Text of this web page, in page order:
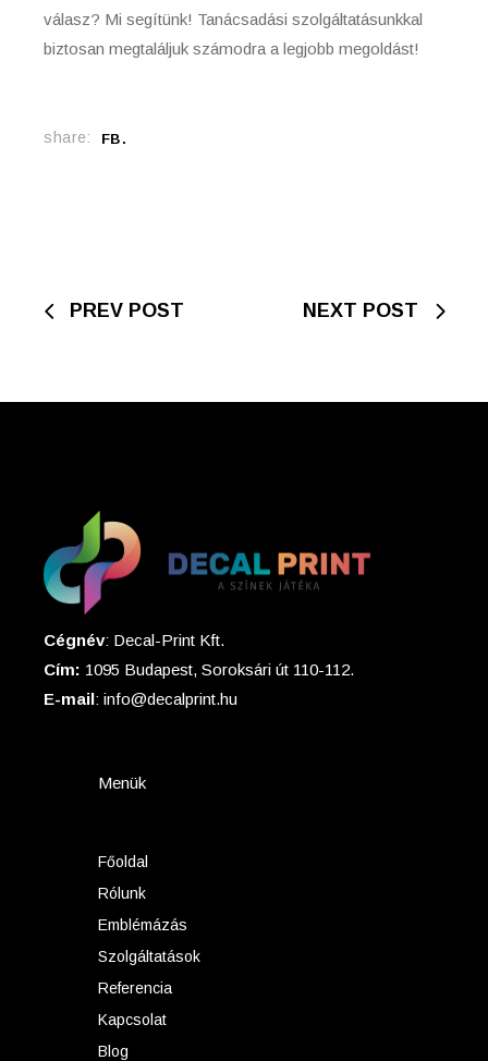
válasz? Mi segítünk! Tanácsadási szolgáltatásunkkal
biztosan megtaláljuk számodra a legjobb megoldást!
share: FB
PREV POST NEXT POST
Cégnév: Decal-Print Kft.
Cím: 1095 Budapest, Soroksári út 110-112.
E-mail: info@decalprint.hu
Menük
Főoldal
Rólunk
Emblémázás
Szolgáltatások
Referencia
Kapcsolat
Blog